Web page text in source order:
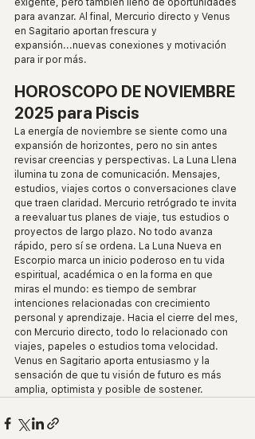
para avanzar. Al final, Mercurio directo y Venus
en Sagitario aportan frescura y
expansión...nuevas conexiones y motivación
para ir por más.
HOROSCOPO DE NOVIEMBRE
2025 para Piscis
La energía de noviembre se siente como una
expansión de horizontes, pero no sin antes
revisar creencias y perspectivas. La Luna Llena
ilumina tu zona de comunicación. Mensajes,
estudios, viajes cortos o conversaciones clave
que traen claridad. Mercurio retrógrado te invita
a reevaluar tus planes de viaje, tus estudios o
proyectos de largo plazo. No todo avanza
rápido, pero sí se ordena. La Luna Nueva en
Escorpio marca un inicio poderoso en tu vida
espiritual, académica o en la forma en que
miras el mundo: es tiempo de sembrar
intenciones relacionadas con crecimiento
personal y aprendizaje. Hacia el cierre del mes,
con Mercurio directo, todo lo relacionado con
viajes, papeles o estudios toma velocidad.
Venus en Sagitario aporta entusiasmo y la
sensación de que tu visión de futuro es más
amplia, optimista y posible de sostener.